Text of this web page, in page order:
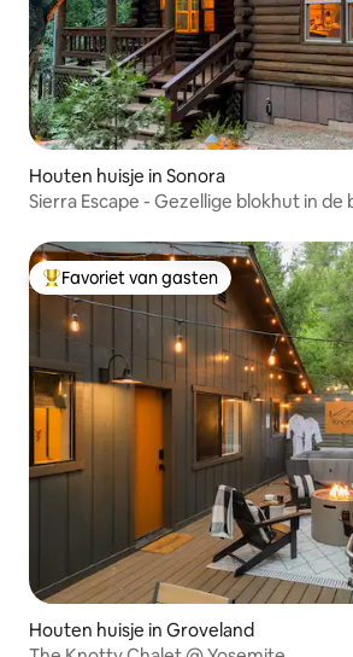
Houten huisje in Sonora
Sierra Escape - Gezellige blokhut in de
Topfavoriet van gasten
Favoriet van gasten
Houten huisje in Groveland